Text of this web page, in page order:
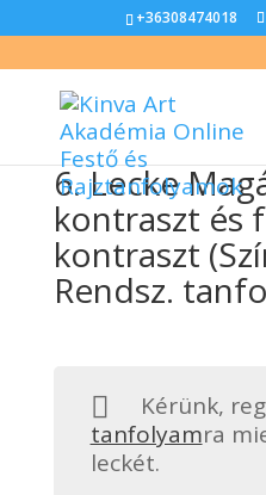
+36308474018
6. Lecke
kontraszt és
kontraszt
Rendsz.
Kérünk,
tanfolyamra
leckét.